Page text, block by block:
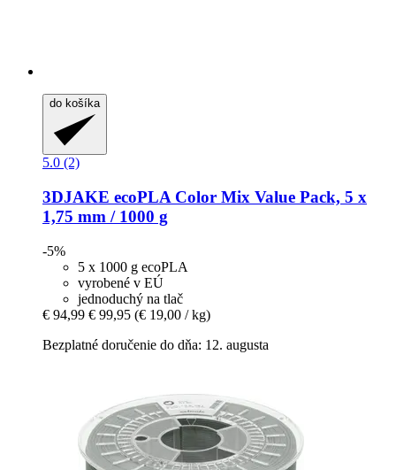
do košíka
5.0 (2)
3DJAKE ecoPLA Color Mix Value Pack, 5 x
1,75 mm / 1000 g
-5%
5 x 1000 g ecoPLA
vyrobené v EÚ
jednoduchý na tlač
€ 94,99 € 99,95 (€ 19,00 / kg)
Bezplatné doručenie do dňa: 12. augusta